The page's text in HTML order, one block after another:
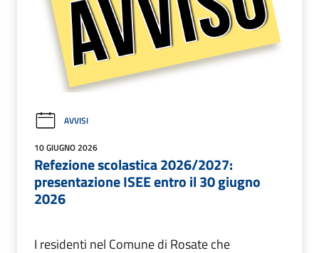
AVVISI
10 GIUGNO 2026
Refezione scolastica 2026/2027:
presentazione ISEE entro il 30 giugno
2026
I residenti nel Comune di Rosate che